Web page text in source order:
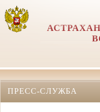
ПРЕСС-СЛУЖБА